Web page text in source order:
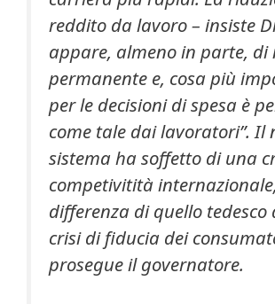
reddito da lavoro – insiste
appare, almeno in parte,
permanente e, cosa più
per le decisioni di spesa è
come tale dai lavoratori”. Il
sistema ha soffetto di una
competivitità
differenza di quello tedesco
crisi di fiducia dei
prosegue il governatore.